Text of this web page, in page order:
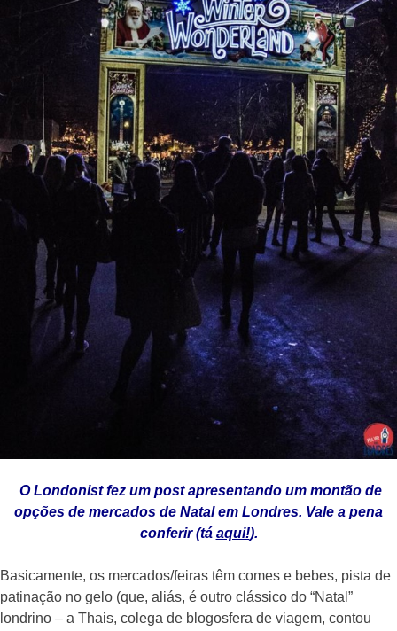
O Londonist fez um post apresentando um montão de
opções de mercados de Natal em Londres. Vale a pena
conferir (táaqui!).
Basicamente, os mercados/feiras têm comes e bebes, pista de
patinação no gelo (que, aliás, é outro clássico do “Natal”
londrino – a Thais, colega de blogosfera de viagem, contou